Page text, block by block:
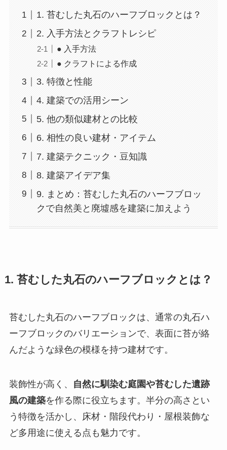
1. 苔むした丸石のハーフブロックとは？
2. 入手方法とクラフトレシピ
● 入手方法
● クラフトによる作成
3. 特徴と性能
4. 建築での活用シーン
5. 他の類似建材との比較
6. 相性の良い建材・アイテム
7. 建築テクニック・豆知識
8. 建築アイデア集
9. まとめ：苔むした丸石のハーフブロッ
クで自然美と廃墟感を建築に加えよう
1. 苔むした丸石のハーフブロックとは？
苔むした丸石のハーフブロックは、通常の丸石ハ
ーフブロックのバリエーションで、表面に苔が絡
んだような緑色の模様を持つ建材です。
装飾性が高く、
自然に馴染む庭園や苔むした遺跡
風の建築を作る際に役立ちます。半分の高さとい
う特徴を活かし、床材・階段代わり・屋根装飾な
ど多用途に使える点も魅力です。